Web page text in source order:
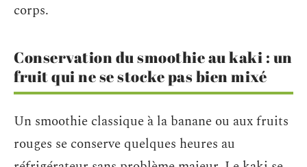
corps.
Conservation du smoothie au kaki : un
fruit qui ne se stocke pas bien mixé
Un smoothie classique à la banane ou aux fruits
rouges se conserve quelques heures au